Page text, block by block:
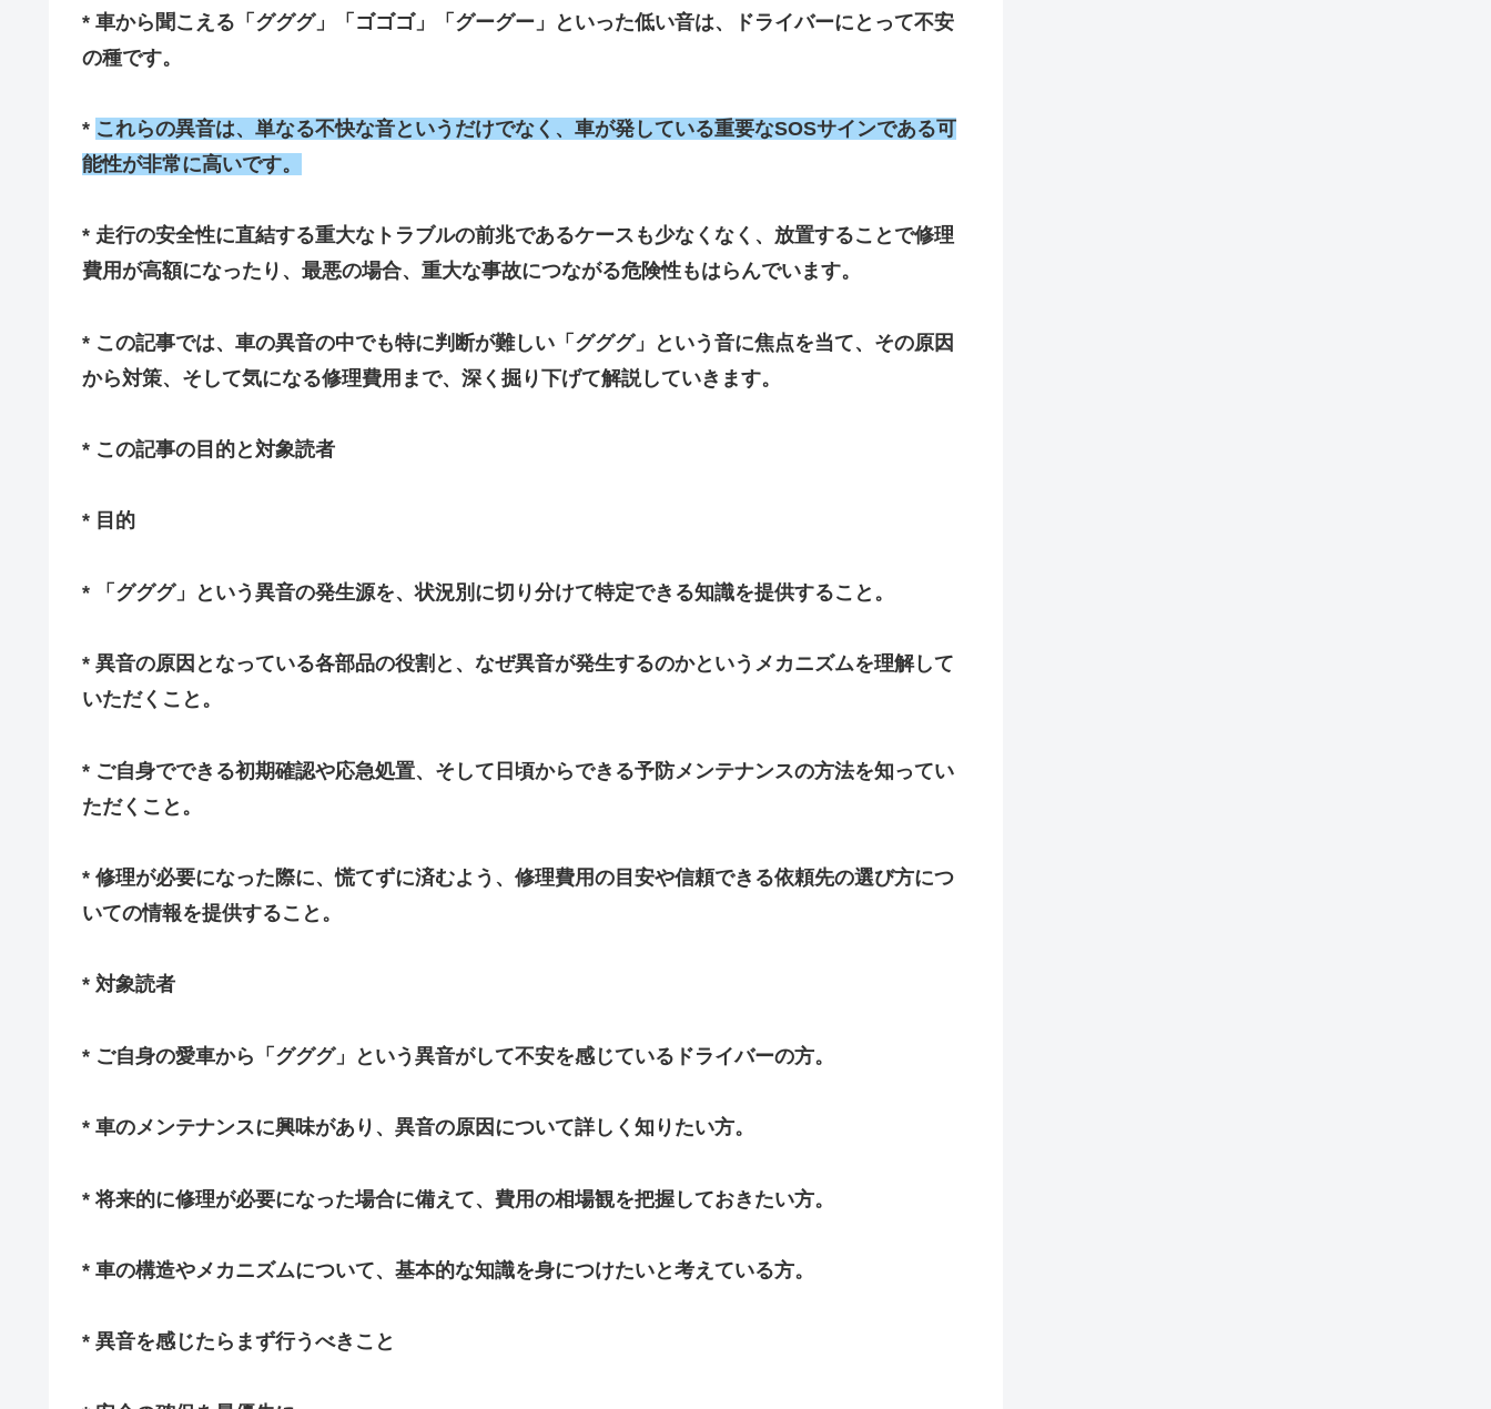
* 車から聞こえる「グググ」「ゴゴゴ」「グーグー」といった低い音は、ドライバーにとって不安
の種です。
* これらの異音は、単なる不快な音というだけでなく、車が発している重要なSOSサインである可
能性が非常に高いです。
* 走行の安全性に直結する重大なトラブルの前兆であるケースも少なくなく、放置することで修理
費用が高額になったり、最悪の場合、重大な事故につながる危険性もはらんでいます。
* この記事では、車の異音の中でも特に判断が難しい「グググ」という音に焦点を当て、その原因
から対策、そして気になる修理費用まで、深く掘り下げて解説していきます。
* この記事の目的と対象読者
* 目的
* 「グググ」という異音の発生源を、状況別に切り分けて特定できる知識を提供すること。
* 異音の原因となっている各部品の役割と、なぜ異音が発生するのかというメカニズムを理解して
いただくこと。
* ご自身でできる初期確認や応急処置、そして日頃からできる予防メンテナンスの方法を知ってい
ただくこと。
* 修理が必要になった際に、慌てずに済むよう、修理費用の目安や信頼できる依頼先の選び方につ
いての情報を提供すること。
* 対象読者
* ご自身の愛車から「グググ」という異音がして不安を感じているドライバーの方。
* 車のメンテナンスに興味があり、異音の原因について詳しく知りたい方。
* 将来的に修理が必要になった場合に備えて、費用の相場観を把握しておきたい方。
* 車の構造やメカニズムについて、基本的な知識を身につけたいと考えている方。
* 異音を感じたらまず行うべきこと